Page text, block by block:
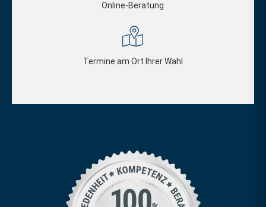
Online-Beratung
Termine am Ort Ihrer Wahl